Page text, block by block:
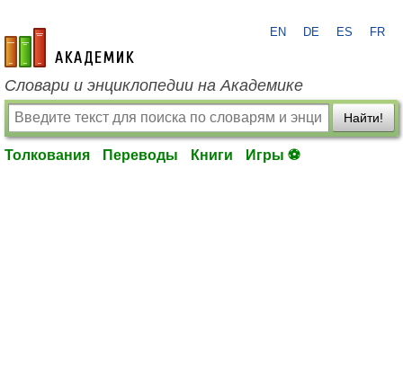
academic.ru
EN DE ES FR
Словари и энциклопедии на Академике
Найти!
Толкования Переводы Книги Игры ⚽